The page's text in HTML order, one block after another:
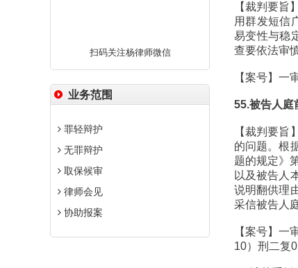
扫码关注杨律师微信
业务范围
罪轻辩护
无罪辩护
取保候审
律师会见
协助报案
【裁判要旨
用群发短信
易变性与稳
查要依法审
【案号】一
55.被告人庭
【裁判要旨
的问题。根
题的规定》
以及被告人
说明翻供理
采信被告人
【案号】
10）刑二复